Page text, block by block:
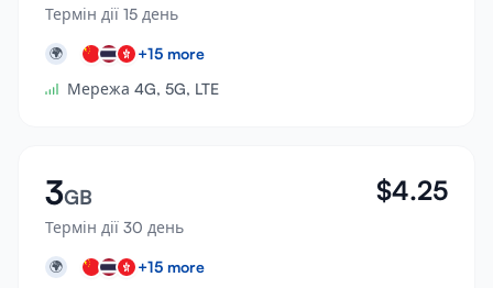
Термін дії 15 день
🌍 +15 more
Мережа 4G, 5G, LTE
3GB
Термін дії 30 день
$4.25
🌍 +15 more